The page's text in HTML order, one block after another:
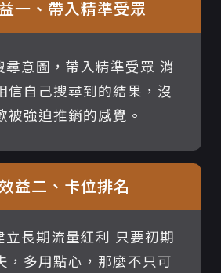
一、帶入精準受眾
尋意圖，帶入精準受眾 消
信自己搜尋到的結果，沒
被強迫推銷的感覺。
益二、卡位排名
立長期流量紅利 只要初期
，多用點心，那麼不只可